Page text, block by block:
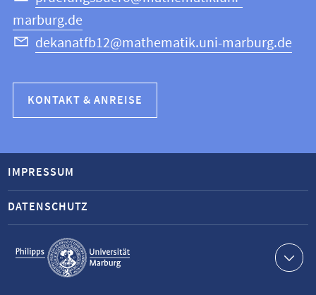
marburg.de
dekanatfb12@mathematik.uni-marburg.de
KONTAKT & ANREISE
Service-
Navigation
IMPRESSUM
DATENSCHUTZ